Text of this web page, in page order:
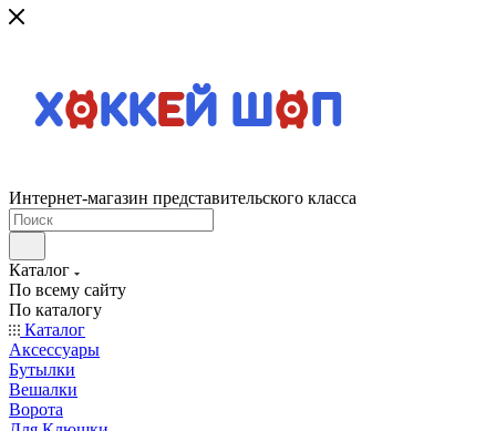
Интернет-магазин представительского класса
Каталог
По всему сайту
По каталогу
Каталог
Аксессуары
Бутылки
Вешалки
Ворота